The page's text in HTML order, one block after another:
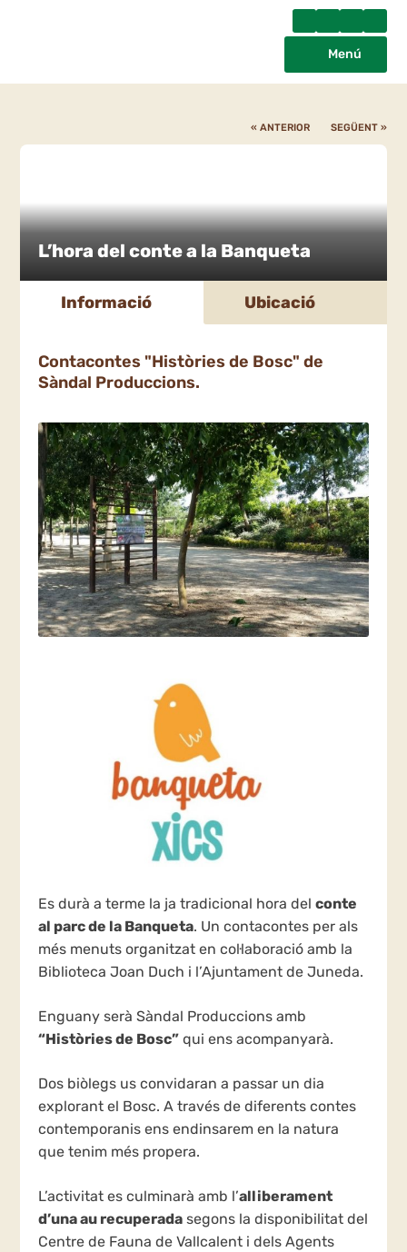
Menú
« ANTERIOR SEGÜENT »
L’hora del conte a la Banqueta
Informació Ubicació
Contacontes "Històries de Bosc" de
Sàndal Produccions.
Es durà a terme la ja tradicional hora delconte
al parc de la Banqueta. Un contacontes per als
més menuts organitzat en col·laboració amb la
Biblioteca Joan Duch i l’Ajuntament de Juneda.
Enguany serà Sàndal Produccions amb
“Històries de Bosc” qui ens acompanyarà.
Dos biòlegs us convidaran a passar un dia
explorant el Bosc. A través de diferents contes
contemporanis ens endinsarem en la natura
que tenim més propera.
L’activitat es culminarà amb l’alliberament
d’una au recuperada segons la disponibilitat del
Centre de Fauna de Vallcalent i dels Agents